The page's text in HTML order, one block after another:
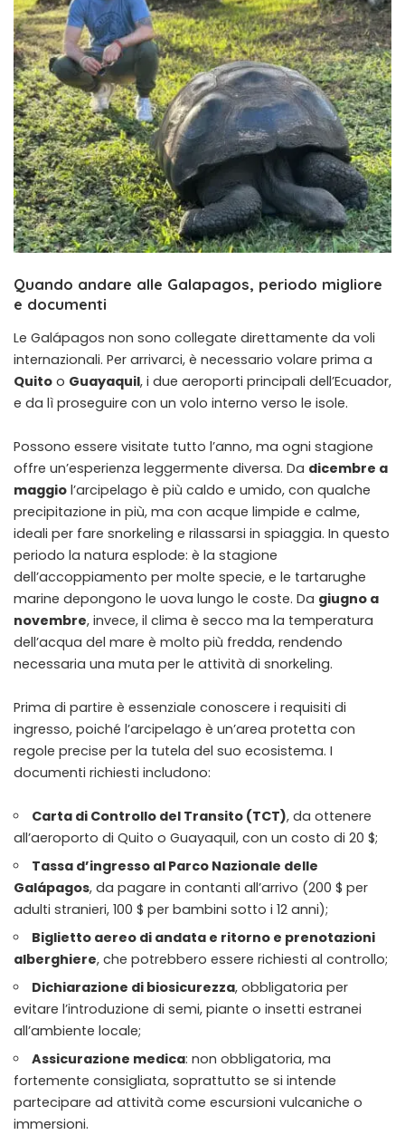
Quando andare alle Galapagos, periodo migliore
e documenti
Le Galápagos non sono collegate direttamente da voli
internazionali. Per arrivarci, è necessario volare prima a
Quito o Guayaquil, i due aeroporti principali dell’Ecuador,
e da lì proseguire con un volo interno verso le isole.
Possono essere visitate tutto l’anno, ma ogni stagione
offre un’esperienza leggermente diversa. Da dicembre a
maggio l’arcipelago è più caldo e umido, con qualche
precipitazione in più, ma con acque limpide e calme,
ideali per fare snorkeling e rilassarsi in spiaggia. In questo
periodo la natura esplode: è la stagione
dell’accoppiamento per molte specie, e le tartarughe
marine depongono le uova lungo le coste. Da giugno a
novembre, invece, il clima è secco ma la temperatura
dell’acqua del mare è molto più fredda, rendendo
necessaria una muta per le attività di snorkeling.
Prima di partire è essenziale conoscere i requisiti di
ingresso, poiché l’arcipelago è un’area protetta con
regole precise per la tutela del suo ecosistema. I
documenti richiesti includono:
Carta di Controllo del Transito (TCT), da ottenere
all’aeroporto di Quito o Guayaquil, con un costo di 20 $;
Tassa d’ingresso al Parco Nazionale delle
Galápagos, da pagare in contanti all’arrivo (200 $ per
adulti stranieri, 100 $ per bambini sotto i 12 anni);
Biglietto aereo di andata e ritorno e prenotazioni
alberghiere, che potrebbero essere richiesti al controllo;
Dichiarazione di biosicurezza, obbligatoria per
evitare l’introduzione di semi, piante o insetti estranei
all’ambiente locale;
Assicurazione medica: non obbligatoria, ma
fortemente consigliata, soprattutto se si intende
partecipare ad attività come escursioni vulcaniche o
immersioni.